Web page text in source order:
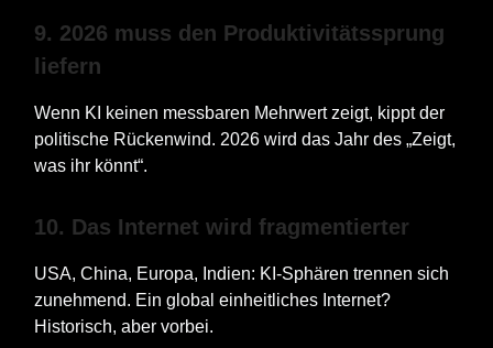
9. 2026 muss den Produktivitätssprung
liefern
Wenn KI keinen messbaren Mehrwert zeigt, kippt der
politische Rückenwind. 2026 wird das Jahr des „Zeigt,
was ihr könnt“.
10. Das Internet wird fragmentierter
USA, China, Europa, Indien: KI-Sphären trennen sich
zunehmend. Ein global einheitliches Internet?
Historisch, aber vorbei.